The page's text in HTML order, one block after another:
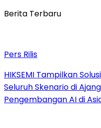
Berita Terbaru
Pers Rilis
HIKSEMI Tampilkan
Seluruh Skenario di
Pengembangan AI di